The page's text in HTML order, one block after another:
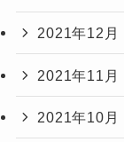
2021年12月
2021年11月
2021年10月